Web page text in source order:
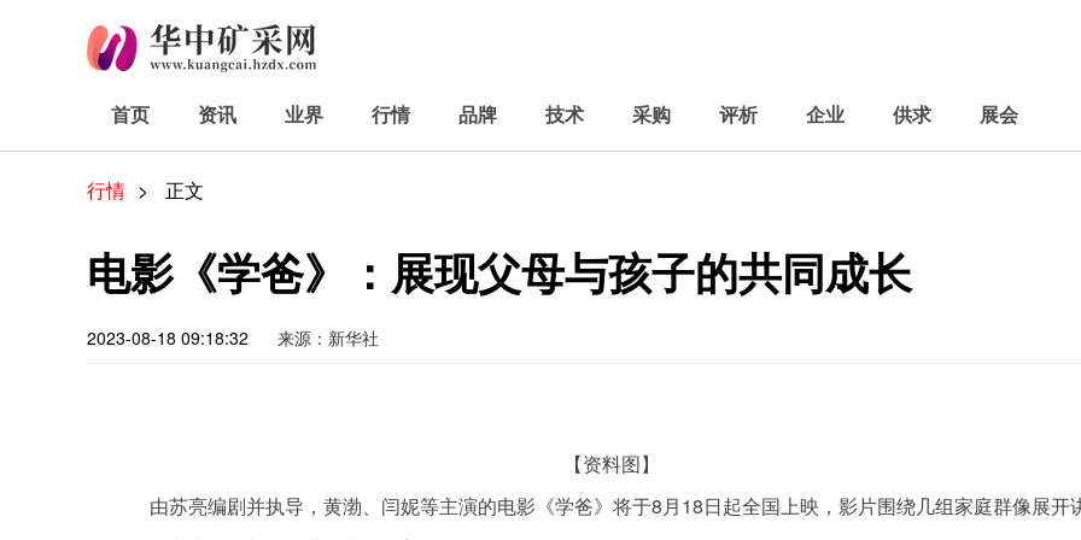
首页 资讯 业界 行情 品牌 技术 采购 评析 企业 供求 展会
行情 > 正文
电影《学爸》：展现父母与孩子的共同成长
2023-08-18 09:18:32 来源：新华社
【资料图】
由苏亮编剧并执导，黄渤、闫妮等主演的电影《学爸》将于8月18日起全国上映，影片围绕几组家庭群像展开